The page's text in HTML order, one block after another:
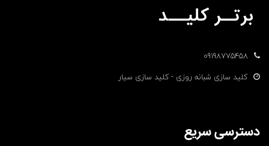
09198775458
کلید سازی شبانه روزی - کلید سازی سیار
دسترسی سریع